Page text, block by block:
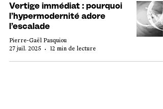
Vertige immédiat : pourquoi
l’hypermodernité adore
l’escalade
Pierre-Gaël Pasquiou
27 juil. 2025
12 min de lecture